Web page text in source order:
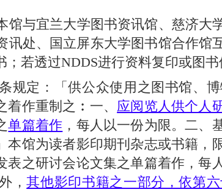
馆与宜兰大学图书资讯馆、慈济
讯处、国立屏东大学图书馆合作馆
若透过NDDS进行资料复印或图书
定：「供公众使用之图书馆、博
作重制之︰一、 应阅览人供个人
单篇着作 ，每人以一份为限。二、
本馆为读者影印期刊杂志或书籍，
表之研讨会论文集之单篇着作，每
，其他影印书籍之一部分，依第